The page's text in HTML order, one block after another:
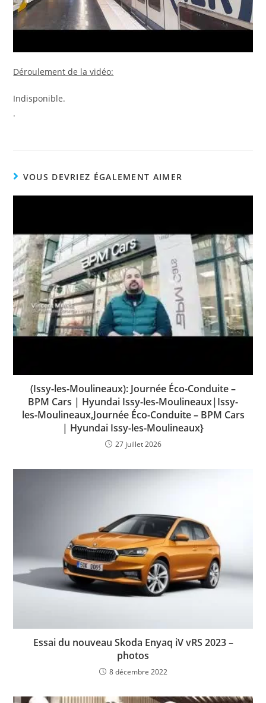
Déroulement de la vidéo:
Indisponible.
.
VOUS DEVRIEZ ÉGALEMENT AIMER
(Issy-les-Moulineaux): Journée Éco-Conduite –
BPM Cars | Hyundai Issy-les-Moulineaux|Issy-
les-Moulineaux,Journée Éco-Conduite – BPM Cars
| Hyundai Issy-les-Moulineaux}
27 juillet 2026
Essai du nouveau Skoda Enyaq iV vRS 2023 –
photos
8 décembre 2022